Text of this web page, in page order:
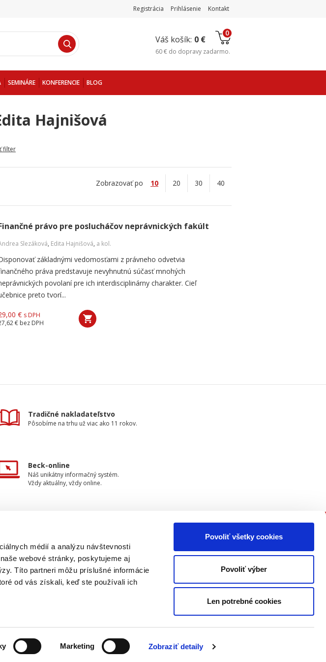
médií a analýzu návštevnosti
webové stránky, poskytujeme aj
Títo partneri môžu príslušné informácie
od vás získali, keď ste používali ich
Marketing Zobraziť detaily
Povoliť všetky cookies
Povoliť výber
Len potrebné cookies
Registrácia Prihlásenie Kontakt
Váš košík: 0 €
0
60 € do dopravy zadarmo.
SEMINÁRE KONFERENCIE BLOG
Hajnišová
filter
Zobrazovať po 10 20 30 40
právo pre poslucháčov neprávnických fakúlt
Slezáková, Edita Hajnišová, a kol.
základnými vedomosťami z právneho odvetvia
práva predstavuje nevyhnutnú súčasť mnohých
povolaní pre ich interdisciplinárny charakter. Cieľ
preto tvorí...
€ s DPH
€ bez DPH
Tradičné nakladateľstvo
Pôsobíme na trhu už viac ako 11 rokov.
Beck-online
Náš unikátny informačný systém.
Vždy aktuálny, vždy online.
osobných údajov
PRIPOJTE SA K NÁM
Buďte informovaní o našich
novinkách, seminároch,
konferenciách a akčných ponukách
Prečítajte si, ako naše nakladateľstvo